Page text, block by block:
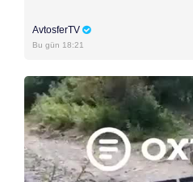
AvtosferTV
Bu gün 18:21